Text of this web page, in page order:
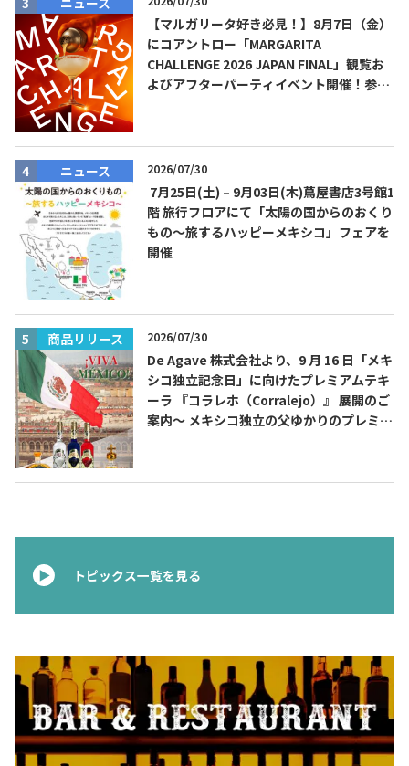
【マルガリータ好き必見！】8月7日（金）
にコアントロー「MARGARITA
CHALLENGE 2026 JAPAN FINAL」観覧お
よびアフターパーティイベント開催！参加
ニュース 2026/07/30
7月25日(土) – 9月03日(木)蔦屋書店3号館1
階 旅行フロアにて「太陽の国からのおくり
もの～旅するハッピーメキシコ」フェアを
開催
商品リリース 2026/07/30
De Agave 株式会社より、9 月 16 日「メキ
シコ独立記念日」に向けたプレミアムテキ
ーラ 『コラレホ（Corralejo）』 展開のご
案内〜 メキシコ独立の父ゆかりのプレミア
トピックス一覧を見る